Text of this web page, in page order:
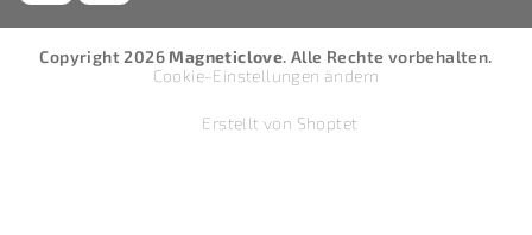
Copyright 2026Magneticlove. Alle Rechte vorbehalten.
Cookie-Einstellungen ändern
Erstellt von Shoptet